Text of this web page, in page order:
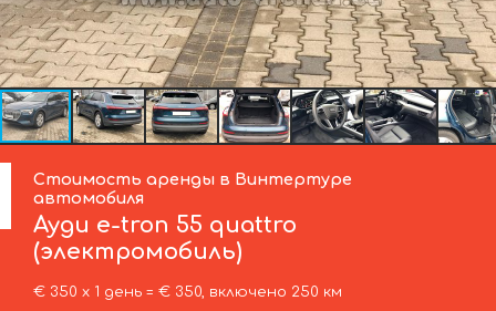
Стоимость аренды в Винтертуре
автомобиля
Ауди e-tron 55 quattro
(электромобиль)
€ 350 х 1 день = € 350, включено 250 км